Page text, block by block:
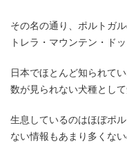
その名の通り、ポルトガ
トレラ・マウンテン・ドッ
日本でほとんど知られて
数が見られない犬種として
生息しているのはほぼポ
ない情報もあまり多くない